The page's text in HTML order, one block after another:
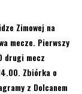
Zimowej na
mecze. Pierwszy
drugi mecz
Zbiórka o
z Dolcanem